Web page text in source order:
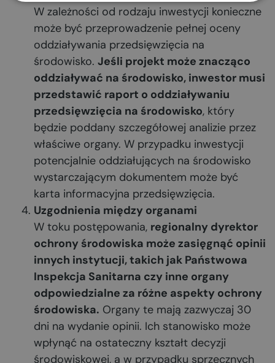
W zależności od rodzaju inwestycji konieczne
może być przeprowadzenie pełnej oceny
oddziaływania przedsięwzięcia na
środowisko. Jeśli projekt może znacząco
oddziaływać na środowisko, inwestor musi
przedstawić raport o oddziaływaniu
przedsięwzięcia na środowisko, który
będzie poddany szczegółowej analizie przez
właściwe organy. W przypadku inwestycji
potencjalnie oddziałujących na środowisko
wystarczającym dokumentem może być
karta informacyjna przedsięwzięcia.
Uzgodnienia między organami
W toku postępowania, regionalny dyrektor
ochrony środowiska może zasięgnąć opinii
innych instytucji, takich jak Państwowa
Inspekcja Sanitarna czy inne organy
odpowiedzialne za różne aspekty ochrony
środowiska. Organy te mają zazwyczaj 30
dni na wydanie opinii. Ich stanowisko może
wpłynąć na ostateczny kształt decyzji
środowiskowej, a w przypadku sprzecznych